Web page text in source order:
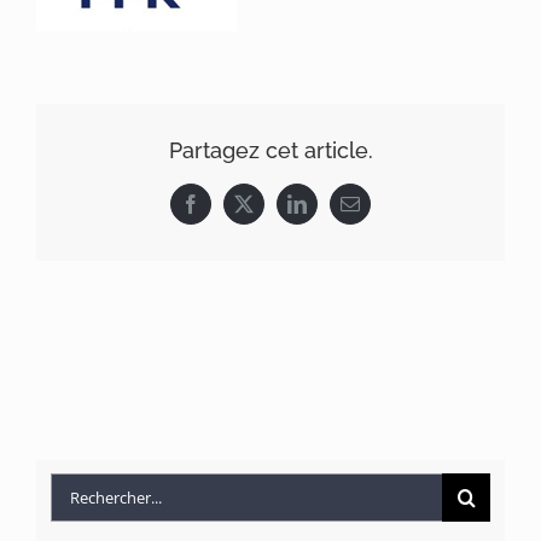
Partagez cet article.
Facebook
X LinkedInEmail
Rechercher: